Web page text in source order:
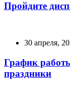
Пройдите
30 апреля,
График
праздники